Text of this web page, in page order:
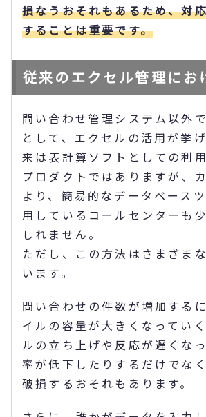
損なうおそれもあるため、対
することは重要です。
従来のエクセル管理にお
問い合わせ管理システム以外
として、エクセルの活用が挙
来は表計算ソフトとしての利
プロダクトではありますが、
より、簡易的なデータベース
用しているコールセンターも
しれません。
ただし、この方法はさまざま
います。
問い合わせの件数が増加する
イルの容量が大きくなってい
ルの立ち上げや反応が遅くな
率が低下したりするだけでな
破損するおそれもあります。